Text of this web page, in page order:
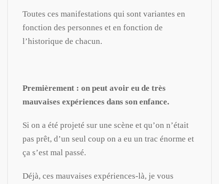
Toutes ces manifestations qui sont variantes en
fonction des personnes et en fonction de
l’historique de chacun.
Premièrement : on peut avoir eu de très
mauvaises expériences dans son enfance.
Si on a été projeté sur une scène et qu’on n’était
pas prêt, d’un seul coup on a eu un trac énorme et
ça s’est mal passé.
Déjà, ces mauvaises expériences-là, je vous